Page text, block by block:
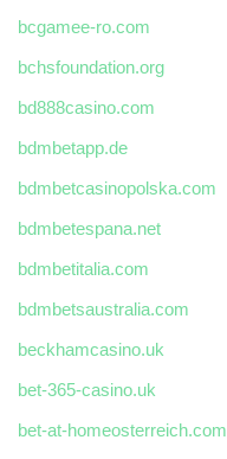
bcgamee-ro.com
bchsfoundation.org
bd888casino.com
bdmbetapp.de
bdmbetcasinopolska.com
bdmbetespana.net
bdmbetitalia.com
bdmbetsaustralia.com
beckhamcasino.uk
bet-365-casino.uk
bet-at-homeosterreich.com